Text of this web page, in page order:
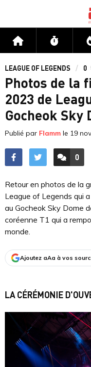
Accueil Flux
LEAGUE OF LEGENDS 0
Photos de la
2023 de
Gocheok Sky
Publié par Flamm le 19
0
Retour en photos de la
League of Legends qui
au Gocheok Sky Dome
coréenne T1 qui a
monde.
Ajoutez aAa à vos
LA CÉRÉMONIE